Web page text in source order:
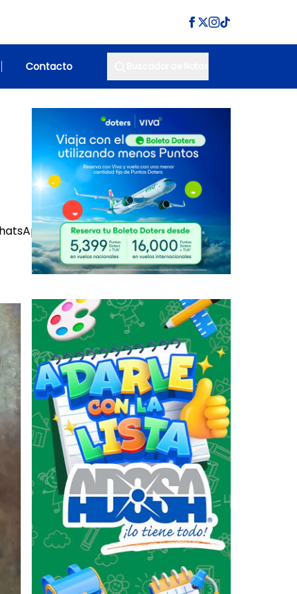
Contacto